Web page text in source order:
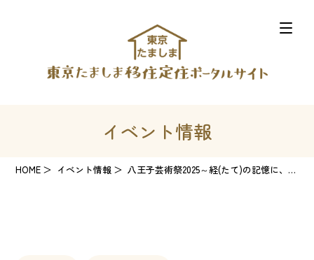
イベント情報
HOME イベント情報 八王子芸術祭2025～経(たて)の記憶に、緯(よこ)の風をとおす～